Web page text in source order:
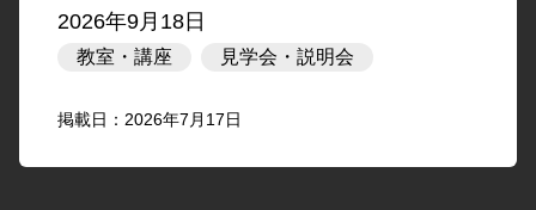
2026年9月18日
教室・講座 見学会・説明会
掲載日：2026年7月17日